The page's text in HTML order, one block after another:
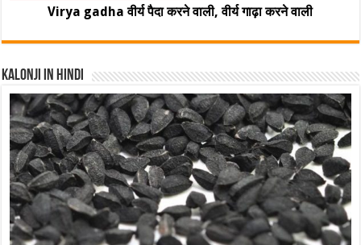
Virya gadha वीर्य पैदा करने वाली, वीर्य गाढ़ा करने वाली
Kalonji In Hindi